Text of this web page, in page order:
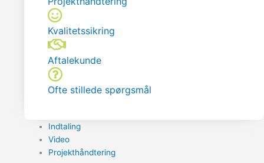
Kvalitetssikring
Aftalekunde
Ofte stillede spørgsmål
Indtaling
Video
Projekthåndtering